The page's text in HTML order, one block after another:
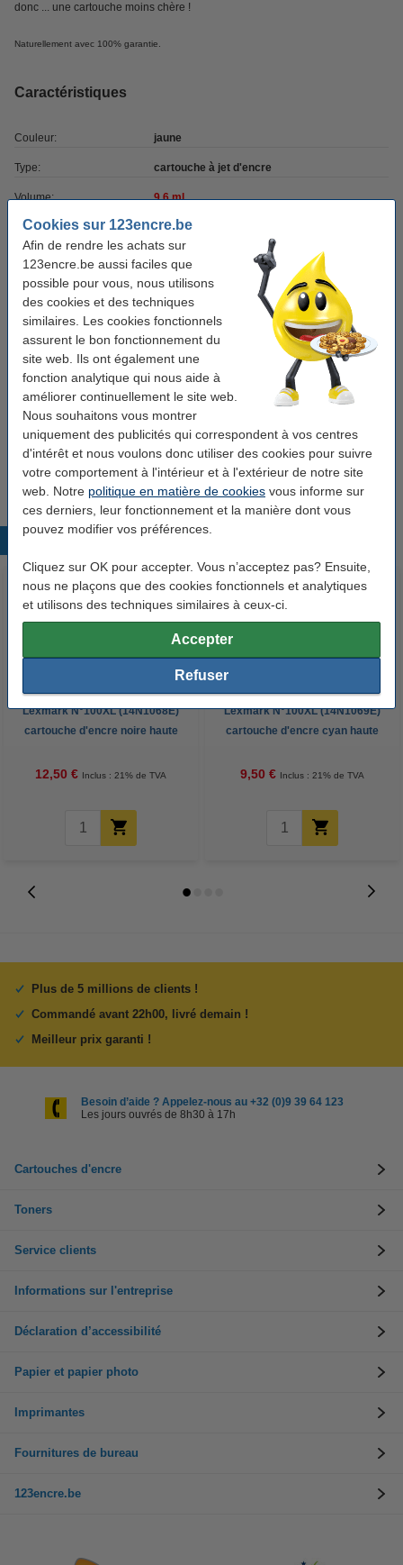
Cookies sur 123encre.be
Afin de rendre les achats sur
123encre.be aussi faciles que
possible pour vous, nous utilisons
des cookies et des techniques
similaires. Les cookies fonctionnels
assurent le bon fonctionnement du
site web. Ils ont également une
fonction analytique qui nous aide à
améliorer continuellement le site web.
Nous souhaitons vous montrer
uniquement des publicités qui correspondent à vos centres
d'intérêt et nous voulons donc utiliser des cookies pour suivre
votre comportement à l'intérieur et à l'extérieur de notre site
web. Notre politique en matière de cookies vous informe sur
ces derniers, leur fonctionnement et la manière dont vous
pouvez modifier vos préférences.
Cliquez sur OK pour accepter. Vous n’acceptez pas? Ensuite,
nous ne plaçons que des cookies fonctionnels et analytiques
et utilisons des techniques similaires à ceux-ci.
Accepter
Refuser
donc ... une cartouche moins chère !
Naturellement avec 100% garantie.
Caractéristiques
Couleur: jaune
Type: cartouche à jet d'encre
Volume: 9,6 ml
Marque: 123encre
Code produit: 040429
Code: 14N1071E
Bon plan : commandez le set complet
Lexmark N°100XL (14N0850) multipack C/M/Y
(marque 123encre)
26,50 €
Astuce
Nous vous conseillons de choisir cette cartouche à la place de la
cartouche d'origine.
Produits populaires
Lexmark N°100XL (14N1068E)
cartouche d'encre noire haute
12,50 € Inclus : 21% de TVA
Lexmark N°100XL (14N1069E)
cartouche d'encre cyan haute
9,50 € Inclus : 21% de TVA
Plus de 5 millions de clients !
Commandé avant 22h00, livré demain !
Meilleur prix garanti !
Besoin d’aide ? Appelez-nous au +32 (0)9 39 64 123
Les jours ouvrés de 8h30 à 17h
Cartouches d'encre
Toners
Service clients
Informations sur l'entreprise
Déclaration d’accessibilité
Papier et papier photo
Imprimantes
Fournitures de bureau
123encre.be